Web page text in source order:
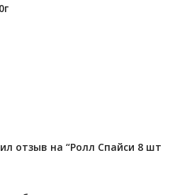
отзыв на “Ролл Спайси 8 шт